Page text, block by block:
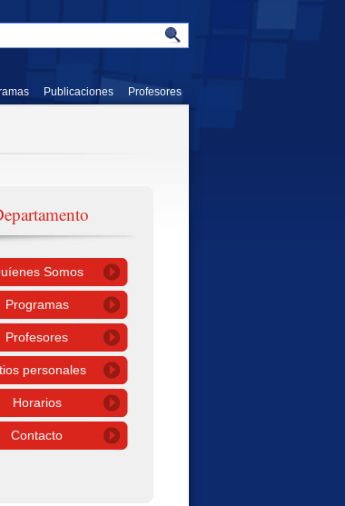
Publicaciones Profesores
Somos
Programas
Profesores
personales
Horarios
Contacto